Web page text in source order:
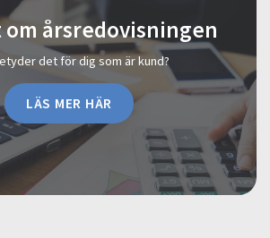
om årsredovisningen
det för dig som är kund?
LÄS MER HÄR